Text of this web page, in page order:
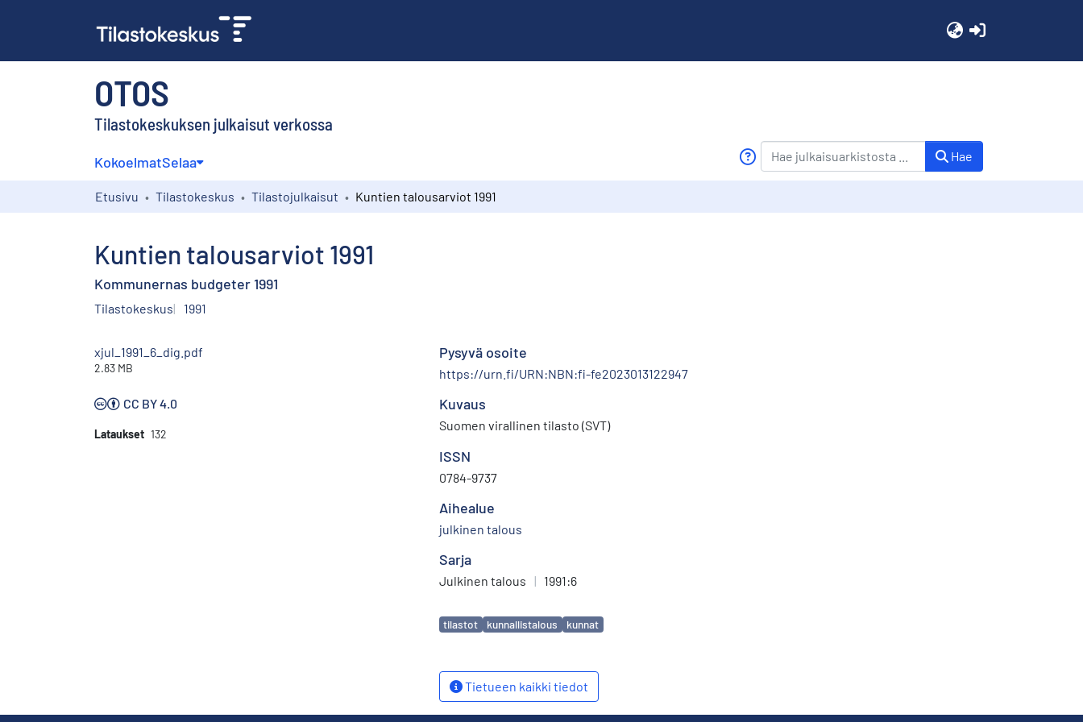
OTOS
Tilastokeskuksen julkaisut verkossa
KokoelmatSelaa Hae
Etusivu Tilastokeskus Tilastojulkaisut Kuntien talousarviot 1991
Kuntien talousarviot 1991
Kommunernas budgeter 1991
Tilastokeskus 1991
xjul_1991_6_dig.pdf
2.83 MB
CC BY 4.0
Lataukset 132
Pysyvä osoite
https://urn.fi/URN:NBN:fi-fe2023013122947
Kuvaus
Suomen virallinen tilasto (SVT)
ISSN
0784-9737
Aihealue
julkinen talous
Sarja
Julkinen talous | 1991:6
Avainsanat
tilastot kunnallistalous kunnat
Tietueen kaikki tiedot